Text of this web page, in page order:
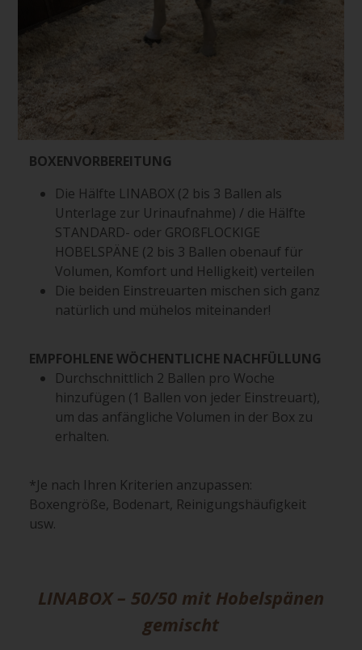
BOXENVORBEREITUNG
Die Hälfte LINABOX (2 bis 3 Ballen als
Unterlage zur Urinaufnahme) / die Hälfte
STANDARD- oder GROßFLOCKIGE
HOBELSPÄNE (2 bis 3 Ballen obenauf für
Volumen, Komfort und Helligkeit) verteilen
Die beiden Einstreuarten mischen sich ganz
natürlich und mühelos miteinander!
EMPFOHLENE WÖCHENTLICHE NACHFÜLLUNG
Durchschnittlich 2 Ballen pro Woche
hinzufügen (1 Ballen von jeder Einstreuart),
um das anfängliche Volumen in der Box zu
erhalten.
*Je nach Ihren Kriterien anzupassen:
Boxengröße, Bodenart, Reinigungshäufigkeit
usw.
LINABOX – 50/50 mit Hobelspänen
gemischt